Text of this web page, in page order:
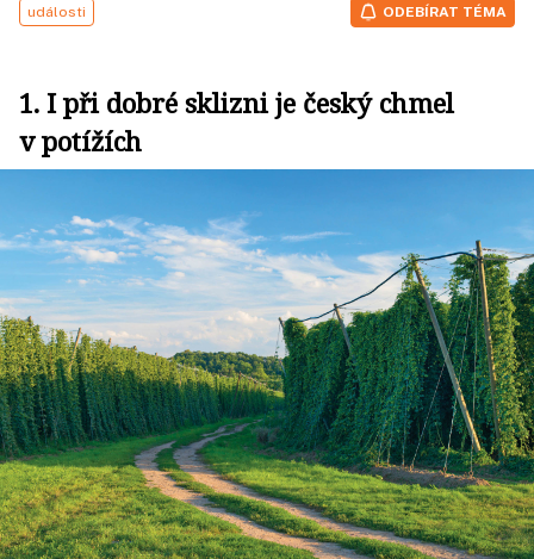
události ODEBÍRAT TÉMA
1. I při dobré sklizni je český chmel
v potížích